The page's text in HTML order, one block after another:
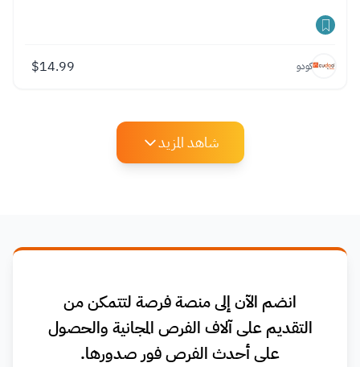
كودو $14.99
شاهد المزيد
انضم الآن إلى منصة فرصة لتتمكن من
التقديم على آلاف الفرص المجانية والحصول
على أحدث الفرص فور صدورها.